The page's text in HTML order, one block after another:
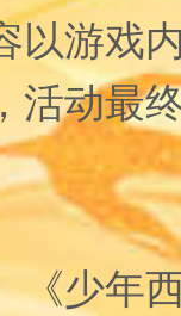
以游戏
活动最
《少年